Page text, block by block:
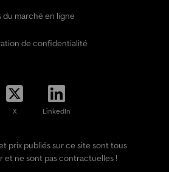
Audio (radio, interface carte SD,
Rétroviseurs extérieurs réglables et
convexe, à droite, Revêtement de
: Freinage multicollision, Système
de maintien de trajectoire en cas
en verre feuilleté, Boîte à gants
: Fourgon, Variante de carrosserie :
: 70 litres, Calandre avec
du marché en ligne
de confidentialité
X LinkedIn
prix publiés sur ce site sont tous
et ne sont pas contractuelles !